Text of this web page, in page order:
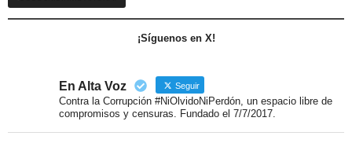
¡Síguenos en X!
En Alta Voz Seguir
Contra la Corrupción #NiOlvidoNiPerdón, un espacio libre de
compromisos y censuras. Fundado el 7/7/2017.